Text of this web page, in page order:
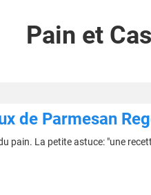
Pain et
de Parmesan
pain. La petite astuce: "une